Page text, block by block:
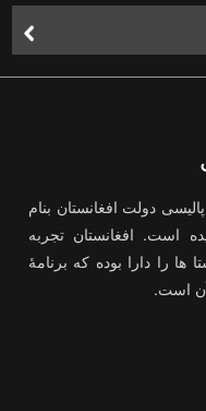
دولت افغانستان بنام
است. افغانستان تجربه
ها را دارا بوده که برنامۀ
است.